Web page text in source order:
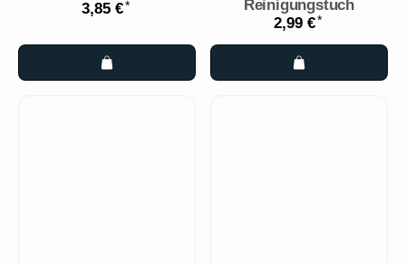
3,85 €*
Reinigungstuch
2,99 €*